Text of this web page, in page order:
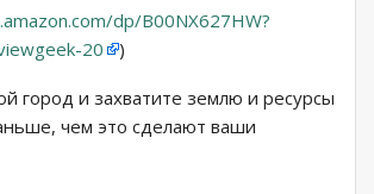
dp/B00NX627HW?
20
)
город и захватите землю и ресурсы
чем это сделают ваши